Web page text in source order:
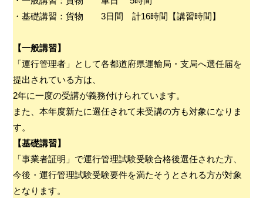
・基礎講習：貨物 3日間 計16時間【講習時間】
【一般講習】
「運行管理者」として各都道府県運輸局・支局へ選任届を
提出されている方は、
2年に一度の受講が義務付けられています。
また、本年度新たに選任されて未受講の方も対象になりま
す。
【基礎講習】
「事業者証明」で運行管理試験受験合格後選任された方、
今後・運行管理試験受験要件を満たそうとされる方が対象
となります。